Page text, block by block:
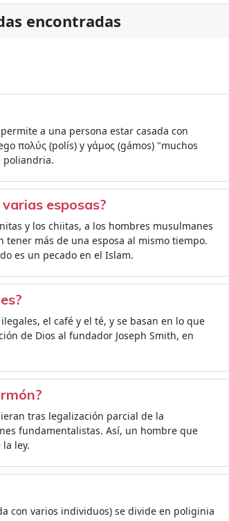
encontradas
a una persona estar casada con
πολύς (polís) y γάμος (gámos) "muchos
poliandria.
esposas?
y los chiitas, a los hombres musulmanes
más de una esposa al mismo tiempo.
es un pecado en el Islam.
el café y el té, y se basan en lo que
de Dios al fundador Joseph Smith, en
tras legalización parcial de la
fundamentalistas. Así, un hombre que
ley.
con varios individuos) se divide en poliginia